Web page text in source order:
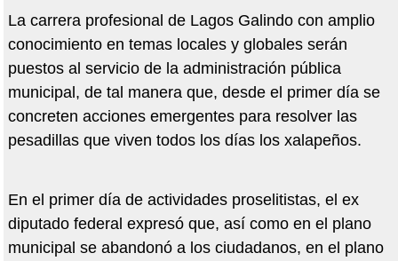
La carrera profesional de Lagos Galindo con amplio
conocimiento en temas locales y globales serán
puestos al servicio de la administración pública
municipal, de tal manera que, desde el primer día se
concreten acciones emergentes para resolver las
pesadillas que viven todos los días los xalapeños.
En el primer día de actividades proselitistas, el ex
diputado federal expresó que, así como en el plano
municipal se abandonó a los ciudadanos, en el plano